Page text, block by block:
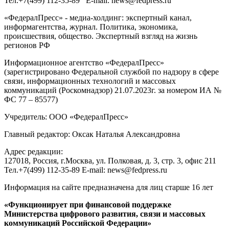
«ФедералПресс» - медиа-холдинг: экспертный канал,
информагентства, журнал. Политика, экономика,
происшествия, общество. Экспертный взгляд на жизнь
регионов РФ
Информационное агентство «ФедералПресс»
(зарегистрировано Федеральной службой по надзору в сфере
связи, информационных технологий и массовых
коммуникаций (Роскомнадзор) 21.07.2023г. за номером ИА №
ФС 77 – 85577)
Учредитель: ООО «ФедералПресс»
Главный редактор: Оксак Наталья Александровна
Адрес редакции:
127018, Россия, г.Москва, ул. Полковая, д. 3, стр. 3, офис 211
Тел.+7(499) 112-35-89 E-mail: news@fedpress.ru
Информация на сайте предназначена для лиц старше 16 лет
«Функционирует при финансовой поддержке
Министерства цифрового развития, связи и массовых
коммуникаций Российской Федерации»